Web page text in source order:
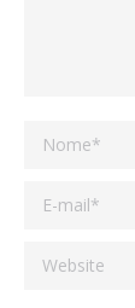
Nome *
E-mail *
Website